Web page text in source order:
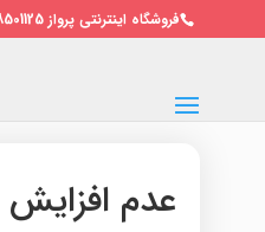
فروشگاه اینترنتی پرواز 09128501125 / 02122691010
عدم